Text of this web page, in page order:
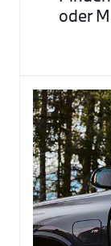
oder